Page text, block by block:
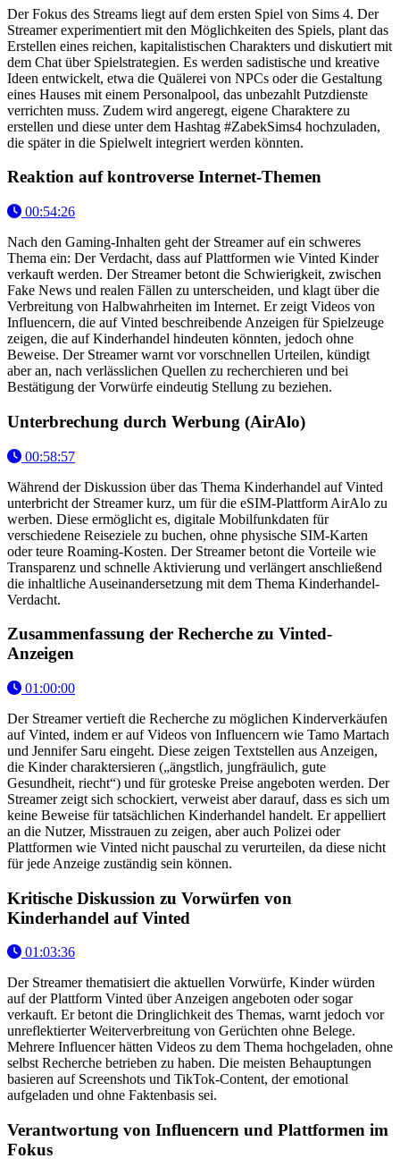
Der Fokus des Streams liegt auf dem ersten Spiel von Sims 4. Der
Streamer experimentiert mit den Möglichkeiten des Spiels, plant das
Erstellen eines reichen, kapitalistischen Charakters und diskutiert mit
dem Chat über Spielstrategien. Es werden sadistische und kreative
Ideen entwickelt, etwa die Quälerei von NPCs oder die Gestaltung
eines Hauses mit einem Personalpool, das unbezahlt Putzdienste
verrichten muss. Zudem wird angeregt, eigene Charaktere zu
erstellen und diese unter dem Hashtag #ZabekSims4 hochzuladen,
die später in die Spielwelt integriert werden könnten.
Reaktion auf kontroverse Internet-Themen
00:54:26
Nach den Gaming-Inhalten geht der Streamer auf ein schweres
Thema ein: Der Verdacht, dass auf Plattformen wie Vinted Kinder
verkauft werden. Der Streamer betont die Schwierigkeit, zwischen
Fake News und realen Fällen zu unterscheiden, und klagt über die
Verbreitung von Halbwahrheiten im Internet. Er zeigt Videos von
Influencern, die auf Vinted beschreibende Anzeigen für Spielzeuge
zeigen, die auf Kinderhandel hindeuten könnten, jedoch ohne
Beweise. Der Streamer warnt vor vorschnellen Urteilen, kündigt
aber an, nach verlässlichen Quellen zu recherchieren und bei
Bestätigung der Vorwürfe eindeutig Stellung zu beziehen.
Unterbrechung durch Werbung (AirAlo)
00:58:57
Während der Diskussion über das Thema Kinderhandel auf Vinted
unterbricht der Streamer kurz, um für die eSIM-Plattform AirAlo zu
werben. Diese ermöglicht es, digitale Mobilfunkdaten für
verschiedene Reiseziele zu buchen, ohne physische SIM-Karten
oder teure Roaming-Kosten. Der Streamer betont die Vorteile wie
Transparenz und schnelle Aktivierung und verlängert anschließend
die inhaltliche Auseinandersetzung mit dem Thema Kinderhandel-
Verdacht.
Zusammenfassung der Recherche zu Vinted-
Anzeigen
01:00:00
Der Streamer vertieft die Recherche zu möglichen Kinderverkäufen
auf Vinted, indem er auf Videos von Influencern wie Tamo Martach
und Jennifer Saru eingeht. Diese zeigen Textstellen aus Anzeigen,
die Kinder charaktersieren („ängstlich, jungfräulich, gute
Gesundheit, riecht“) und für groteske Preise angeboten werden. Der
Streamer zeigt sich schockiert, verweist aber darauf, dass es sich um
keine Beweise für tatsächlichen Kinderhandel handelt. Er appelliert
an die Nutzer, Misstrauen zu zeigen, aber auch Polizei oder
Plattformen wie Vinted nicht pauschal zu verurteilen, da diese nicht
für jede Anzeige zuständig sein können.
Kritische Diskussion zu Vorwürfen von
Kinderhandel auf Vinted
01:03:36
Der Streamer thematisiert die aktuellen Vorwürfe, Kinder würden
auf der Plattform Vinted über Anzeigen angeboten oder sogar
verkauft. Er betont die Dringlichkeit des Themas, warnt jedoch vor
unreflektierter Weiterverbreitung von Gerüchten ohne Belege.
Mehrere Influencer hätten Videos zu dem Thema hochgeladen, ohne
selbst Recherche betrieben zu haben. Die meisten Behauptungen
basieren auf Screenshots und TikTok-Content, der emotional
aufgeladen und ohne Faktenbasis sei.
Verantwortung von Influencern und Plattformen im
Fokus